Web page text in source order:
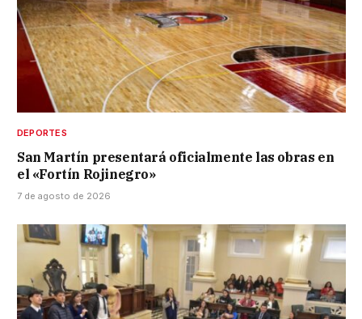
DEPORTES
San Martín presentará oficialmente las obras en
el «Fortín Rojinegro»
7 de agosto de 2026